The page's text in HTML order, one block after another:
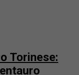
Torinese: